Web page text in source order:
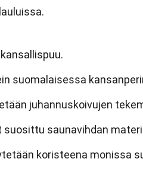
suomalaisessa
juhannuskoivujen
suosittu saunavihdan
koristeena monissa